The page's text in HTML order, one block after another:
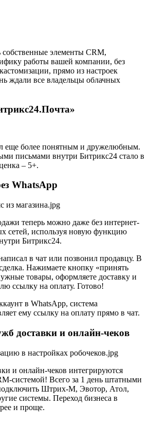
собственные элементы CRM,
работы вашей компании, без
прямо из настроек
ждали все владельцы облачных
еще более понятным и дружелюбным.
письмами внутри Битрикс24 стало в
– 5+.
WhatsApp
теперь можно даже без интернет-
сетей, используя новую функцию
Битрикс24.
в чат или позвонил продавцу. В
Нажимаете кнопку «принять
товары, оформляете доставку и
ссылку на оплату. Готово!
в WhatsApp, система
ему ссылку на оплату прямо в чат.
доставки и онлайн-чеков
и онлайн-чеков интегрируются
системой! Всего за 1 день штатными
Штрих-М, Эвотор, Атол,
системы. Переход бизнеса в
и проще.